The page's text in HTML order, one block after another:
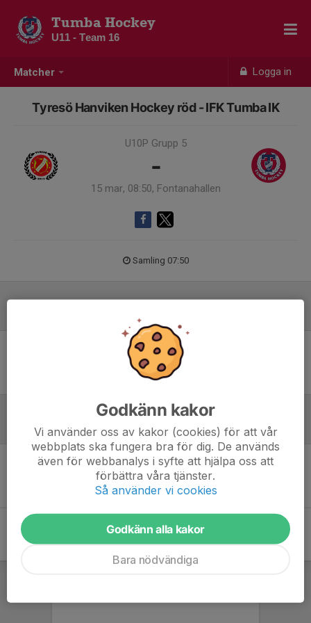
Matcher Logga in
Tumba Hockey
U11 - Team 16
Tyresö Hanviken Hockey röd - IFK Tumba IK
U10P Grupp 5
-
15 mar, 08:50, Fontanahallen
Samling 07:50
Ingen uppställning ifylld
Referat
Inget referat skrivet
Godkänn kakor
Vi använder oss av kakor (cookies) för att vår
webbplats ska fungera bra för dig. De används
även för webbanalys i syfte att hjälpa oss att
förbättra våra tjänster.
Så använder vi cookies
Godkänn alla kakor
Bara nödvändiga